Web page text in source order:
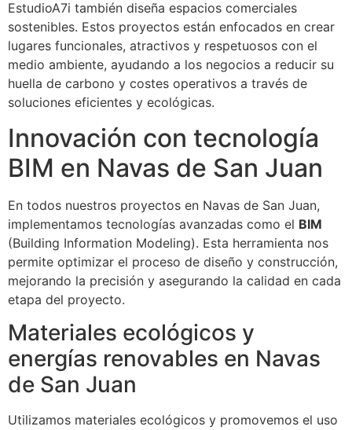
EstudioA7i también diseña espacios comerciales
sostenibles. Estos proyectos están enfocados en crear
lugares funcionales, atractivos y respetuosos con el
medio ambiente, ayudando a los negocios a reducir su
huella de carbono y costes operativos a través de
soluciones eficientes y ecológicas.
Innovación con tecnología
BIM en Navas de San Juan
En todos nuestros proyectos en Navas de San Juan,
implementamos tecnologías avanzadas como el BIM
(Building Information Modeling). Esta herramienta nos
permite optimizar el proceso de diseño y construcción,
mejorando la precisión y asegurando la calidad en cada
etapa del proyecto.
Materiales ecológicos y
energías renovables en Navas
de San Juan
Utilizamos materiales ecológicos y promovemos el uso